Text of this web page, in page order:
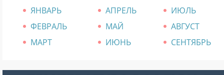
ЯНВАРЬ АПРЕЛЬ
ИЮЛЬ
ФЕВРАЛЬ
МАЙ
АВГУСТ
МАРТ
ИЮНЬ СЕНТЯБРЬ